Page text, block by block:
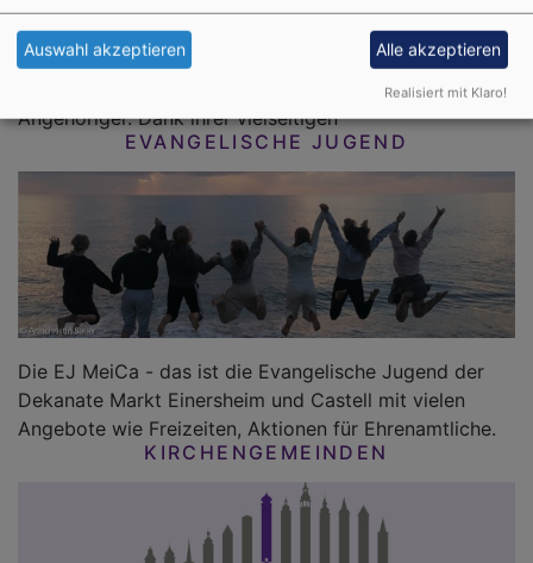
Das Dekanat steht an Ihrer Seite: Als wichtiger Pfeiler
übernimmt die Diakonie nicht nur die Pflege und
Betreuung im Alter sowie Beratung pflegender
Angehöriger. Dank ihrer vielseitigen
EVANGELISCHE JUGEND
Die EJ MeiCa - das ist die Evangelische Jugend der
Dekanate Markt Einersheim und Castell mit vielen
Angebote wie Freizeiten, Aktionen für Ehrenamtliche.
KIRCHENGEMEINDEN
Auswahl akzeptieren Alle akzeptieren
Realisiert mit Klaro!